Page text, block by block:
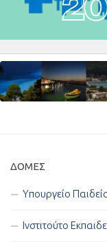
ΔΟΜΈΣ
Υπουργείο
Ινστιτούτο